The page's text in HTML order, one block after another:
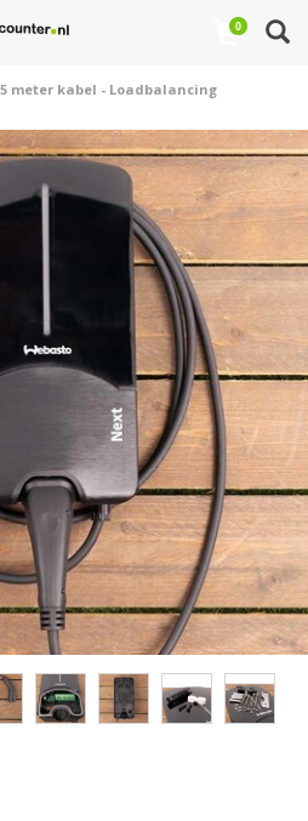
0
meter kabel - Loadbalancing